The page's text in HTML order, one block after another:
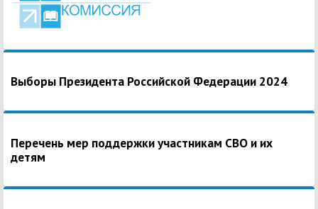
Выборы Президента Российской Федерации 2024
Перечень мер поддержки участникам СВО и их
детям